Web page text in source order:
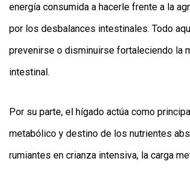
energía consumida a hacerle frente a la
por los desbalances intestinales. Todo
prevenirse o disminuirse fortaleciendo la
intestinal.
Por su parte, el hígado actúa como
metabólico y destino de los nutrientes
rumiantes en crianza intensiva, la carga